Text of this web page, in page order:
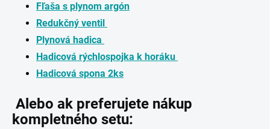
Fľaša s plynom argón
Redukčný ventil
Plynová hadica
Hadicová rýchlospojka k horáku
Hadicová spona 2ks
Alebo ak preferujete nákup
kompletného setu: